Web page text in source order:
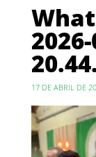
17 DE ABRIL DE